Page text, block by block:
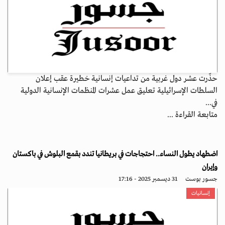
حذّرت عشر دول غربية من تداعيات إنسانية خطيرة عقب إعلان
السلطات الإسرائيلية تعليق عمل عشرات المنظمات الإنسانية الدولية
في...
متابعة القراءة ...
اضطهاد يطول النساء.. احتجاجات في بريطانيا تندد بقمع البلوش في باكستان
وإيران
جسور بوست 31 ديسمبر 2025 - 17:16
إنسانيات